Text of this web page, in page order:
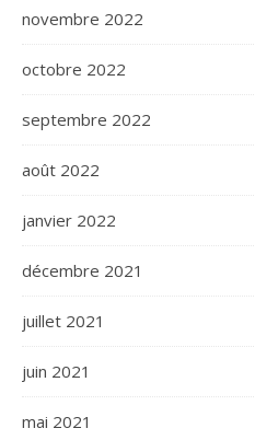
novembre 2022
octobre 2022
septembre 2022
août 2022
janvier 2022
décembre 2021
juillet 2021
juin 2021
mai 2021